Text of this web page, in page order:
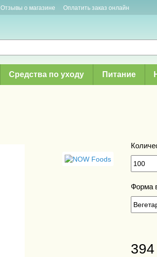
Отзывы о магазине
Оплатить заказ онлайн
Средства по уходу Питание
Форма
394